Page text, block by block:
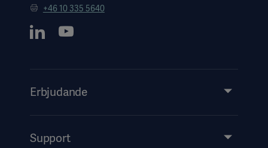
+46 10 335 5640
Erbjudande
Tjänster
Support